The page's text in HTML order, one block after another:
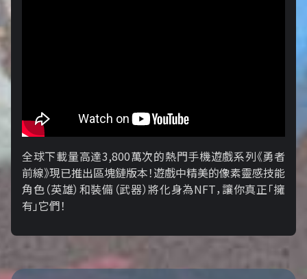
全球下載量高達3,800萬次的熱門手機遊戲系列《勇者
前線》現已推出區塊鏈版本！遊戲中精美的像素靈感技能
角色（英雄）和裝備（武器）將化身為NFT，讓你真正「擁​​
有」它們！